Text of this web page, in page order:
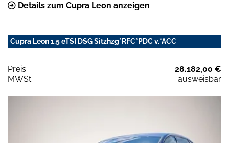
Details zum Cupra Leon anzeigen
Cupra Leon 1.5 eTSI DSG Sitzhzg*RFC*PDC v.*ACC
Preis:
28.182,00 €
MWSt:
ausweisbar